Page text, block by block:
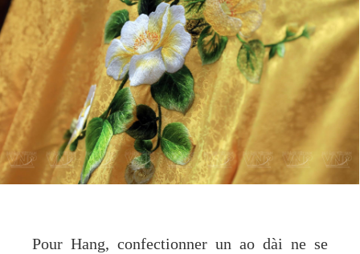
Pour Hang, confectionner un ao dài ne se